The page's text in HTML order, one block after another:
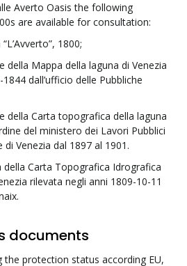
Averto Oasis the following
are available for consultation:
1800;
della Mappa della laguna di Venezia
dall’ufficio delle Pubbliche
della Carta topografica della laguna
del ministero dei Lavori Pubblici
di Venezia dal 1897 al 1901.
Carta Topografica Idrografica
rilevata negli anni 1809-10-11
documents
the protection status according EU,